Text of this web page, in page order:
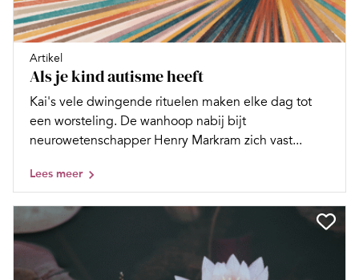
Artikel
Als je kind autisme heeft
Kai's vele dwingende rituelen maken elke dag tot
een worsteling. De wanhoop nabij bijt
neurowetenschapper Henry Markram zich vast...
Lees meer